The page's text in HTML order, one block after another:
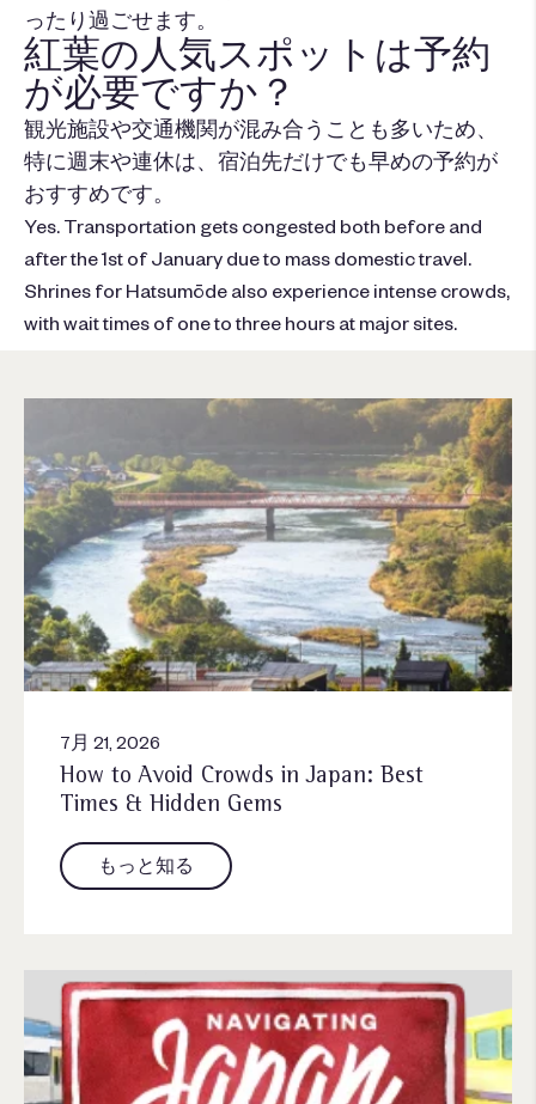
ったり過ごせます。
紅葉の人気スポットは予約
が必要ですか？
観光施設や交通機関が混み合うことも多いため、
特に週末や連休は、宿泊先だけでも早めの予約が
おすすめです。
Yes. Transportation gets congested both before and
after the 1st of January due to mass domestic travel.
Shrines for Hatsumōde also experience intense crowds,
with wait times of one to three hours at major sites.
7月 21, 2026
How to Avoid Crowds in Japan: Best
Times & Hidden Gems
もっと知る